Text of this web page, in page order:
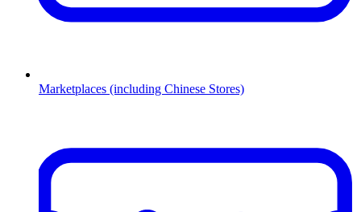
Marketplaces (including Chinese Stores)